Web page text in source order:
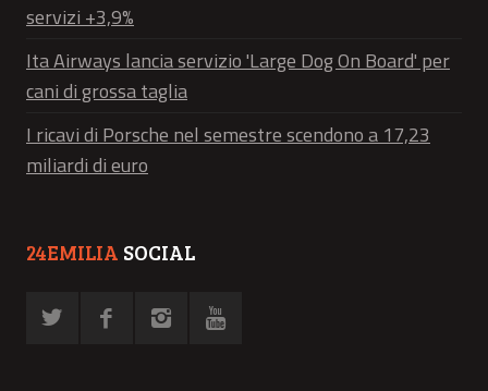
servizi +3,9%
Ita Airways lancia servizio 'Large Dog On Board' per
cani di grossa taglia
I ricavi di Porsche nel semestre scendono a 17,23
miliardi di euro
24EMILIA SOCIAL